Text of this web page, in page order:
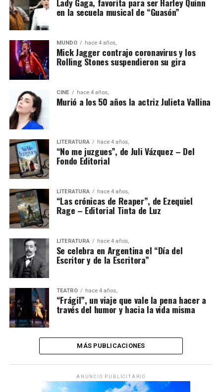
en la secuela musical de “Guasón”
MUNDO hace 4 años,
Mick Jagger contrajo coronavirus y los
Rolling Stones suspendieron su gira
CINE hace 4 años,
Murió a los 50 años la actriz Julieta Vallina
LITERATURA hace 4 años,
“No me juzgues”, de Juli Vázquez – Del
Fondo Editorial
LITERATURA hace 4 años,
“Las crónicas de Reaper”, de Ezequiel
Rage – Editorial Tinta de Luz
LITERATURA hace 4 años,
Se celebra en Argentina el “Día del
Escritor y de la Escritora”
TEATRO hace 4 años,
“Frágil”, un viaje que vale la pena hacer a
través del humor y hacia la vida misma
MÁS PUBLICACIONES
ANUNCIO PUBLICITARIO